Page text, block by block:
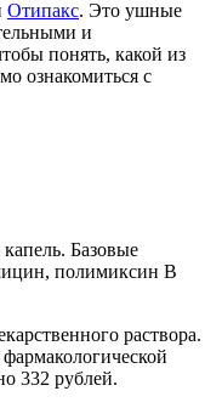
Отипакс. Это ушные
и
понять, какой из
ознакомиться с
Базовые
полимиксин B
раствора.
332 рублей.